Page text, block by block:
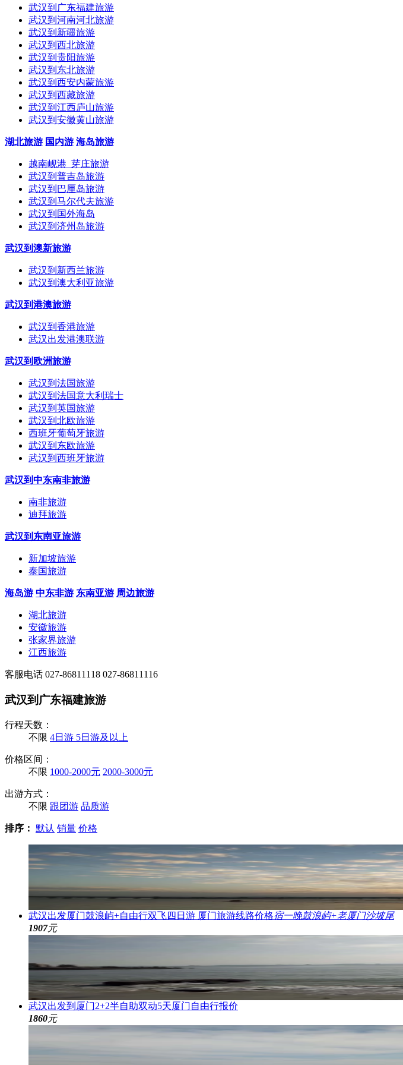
武汉到广东福建旅游
武汉到河南河北旅游
武汉到新疆旅游
武汉到西北旅游
武汉到贵阳旅游
武汉到东北旅游
武汉到西安内蒙旅游
武汉到西藏旅游
武汉到江西庐山旅游
武汉到安徽黄山旅游
湖北旅游 国内游 海岛旅游
越南岘港_芽庄旅游
武汉到普吉岛旅游
武汉到巴厘岛旅游
武汉到马尔代夫旅游
武汉到国外海岛
武汉到济州岛旅游
武汉到澳新旅游
武汉到新西兰旅游
武汉到澳大利亚旅游
武汉到港澳旅游
武汉到香港旅游
武汉出发港澳联游
武汉到欧洲旅游
武汉到法国旅游
武汉到法国意大利瑞士
武汉到英国旅游
武汉到北欧旅游
西班牙葡萄牙旅游
武汉到东欧旅游
武汉到西班牙旅游
武汉到中东南非旅游
南非旅游
迪拜旅游
武汉到东南亚旅游
新加坡旅游
泰国旅游
海岛游 中东非游 东南亚游 周边旅游
湖北旅游
安徽旅游
张家界旅游
江西旅游
客服电话 027-86811118 027-86811116
武汉到广东福建旅游
行程天数：
不限 4日游 5日游及以上
价格区间：
不限 1000-2000元 2000-3000元
出游方式：
不限 跟团游 品质游
排序： 默认 销量 价格
武汉出发厦门鼓浪屿+自由行双飞四日游 厦门旅游线路价格宿一晚鼓浪屿+老厦门沙坡尾
1907元
武汉出发到厦门2+2半自助双动5天厦门自由行报价
1860元